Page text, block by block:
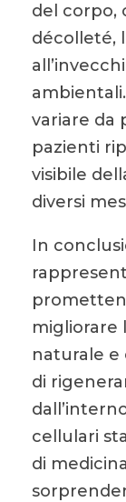
del corpo,
décolleté,
variare da
pazienti
visibile
diversi
In
migliorare
naturale e
di
cellulari
di